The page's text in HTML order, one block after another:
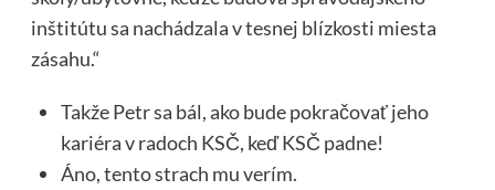
inštitútu sa nachádzala v tesnej blízkosti miesta
zásahu.“
Takže Petr sa bál, ako bude pokračovať jeho
kariéra v radoch KSČ, keď KSČ padne!
Áno, tento strach mu verím.